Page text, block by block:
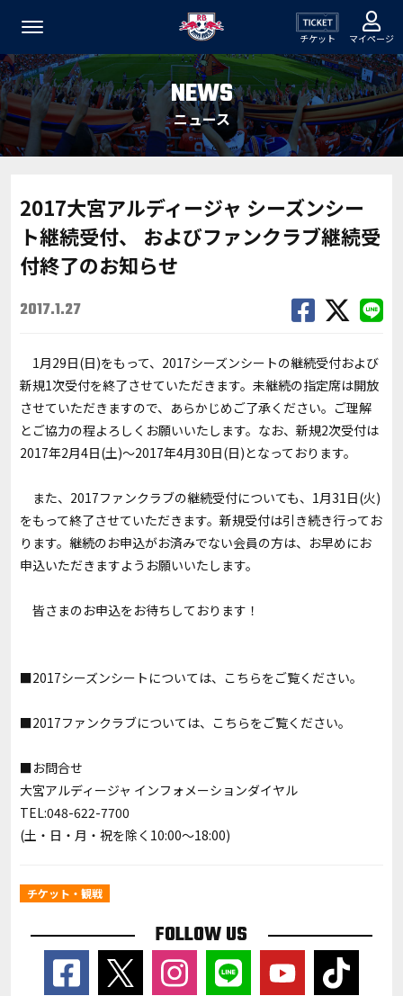
チケット マイページ
NEWS
ニュース
2017大宮アルディージャ シーズンシー
ト継続受付、 およびファンクラブ継続受
付終了のお知らせ
2017.1.27
1月29日(日)をもって、2017シーズンシートの継続受付および
新規1次受付を終了させていただきます。未継続の指定席は開放
させていただきますので、あらかじめご了承ください。ご理解
とご協力の程よろしくお願いいたします。なお、新規2次受付は
2017年2月4日(土)～2017年4月30日(日)となっております。
また、2017ファンクラブの継続受付についても、1月31日(火)
をもって終了させていただきます。新規受付は引き続き行ってお
ります。継続のお申込がお済みでない会員の方は、お早めにお
申込いただきますようお願いいたします。
皆さまのお申込をお待ちしております！
■2017シーズンシートについては、 こちらをご覧ください。
■2017ファンクラブについては、 こちらをご覧ください。
■お問合せ
大宮アルディージャ インフォメーションダイヤル
TEL:048-622-7700
(土・日・月・祝を除く10:00～18:00)
チケット・観戦
FOLLOW US